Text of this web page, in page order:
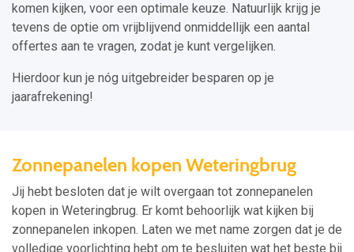
komen kijken, voor een optimale keuze. Natuurlijk krijg je
tevens de optie om vrijblijvend onmiddellijk een aantal
offertes aan te vragen, zodat je kunt vergelijken.
Hierdoor kun je nóg uitgebreider besparen op je
jaarafrekening!
Zonnepanelen kopen Weteringbrug
Jij hebt besloten dat je wilt overgaan tot zonnepanelen
kopen in Weteringbrug. Er komt behoorlijk wat kijken bij
zonnepanelen inkopen. Laten we met name zorgen dat je de
volledige voorlichting hebt om te besluiten wat het beste bij